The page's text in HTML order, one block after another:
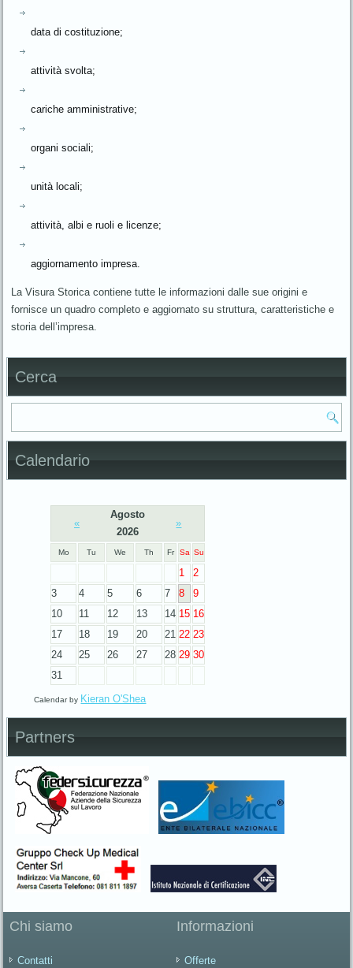
data di costituzione;
attività svolta;
cariche amministrative;
organi sociali;
unità locali;
attività, albi e ruoli e licenze;
aggiornamento impresa.
La Visura Storica contiene tutte le informazioni dalle sue origini e
fornisce un quadro completo e aggiornato su struttura, caratteristiche e
storia dell’impresa.
Cerca
Calendario
«
Agosto
2026
»
Mo Tu We Th Fr Sa Su
1
2
3
4 5 6 7 8
9
10
11 12 13 14 15 16
17
18 19 20 21 22 23
24
25 26 27 28 29 30
31
Calendar by Kieran O'Shea
Partners
Chi siamo
Contatti
Informazioni
Offerte